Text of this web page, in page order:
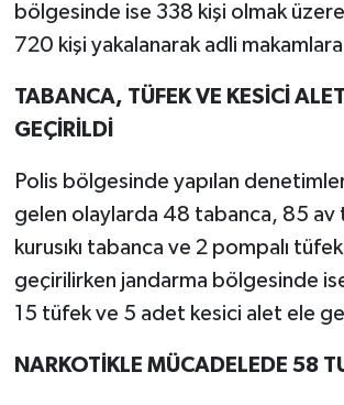
bölgesinde ise 338 kişi olmak
720 kişi yakalanarak adli
TABANCA, TÜFEK VE KESİCİ
GEÇİRİLDİ
Polis bölgesinde yapılan
gelen olaylarda 48 tabanca, 85 av
kurusıkı tabanca ve 2 pompalı
geçirilirken jandarma bölgesinde
15 tüfek ve 5 adet kesici alet ele
NARKOTİKLE MÜCADELEDE 58